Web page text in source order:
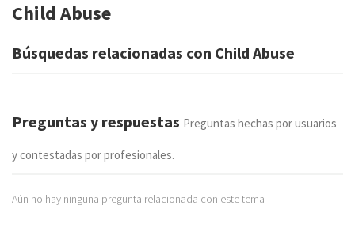
Child Abuse
Búsquedas relacionadas con Child Abuse
Preguntas y respuestas Preguntas hechas por usuarios
y contestadas por profesionales.
Aún no hay ninguna pregunta relacionada con este tema